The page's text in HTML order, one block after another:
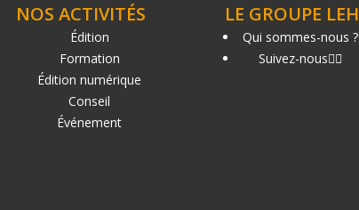
NOS ACTIVITÉS
Édition
Formation
Édition numérique
Conseil
Événement
LE GROUPE LEH
Qui sommes-nous ?
Suivez-nous